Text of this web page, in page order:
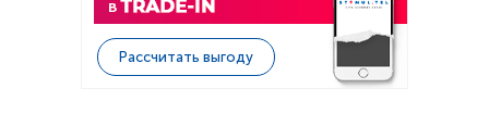
Рассчитать выгоду